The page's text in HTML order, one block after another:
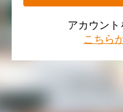
アカウン
こちら